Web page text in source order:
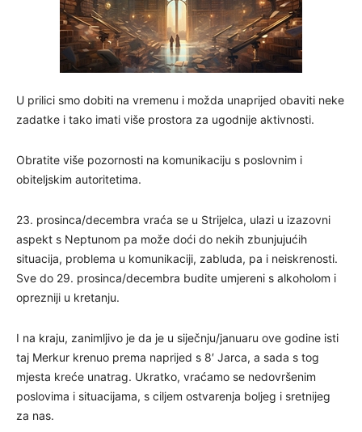
U prilici smo dobiti na vremenu i možda unaprijed obaviti neke
zadatke i tako imati više prostora za ugodnije aktivnosti.
Obratite više pozornosti na komunikaciju s poslovnim i
obiteljskim autoritetima.
23. prosinca/decembra vraća se u Strijelca, ulazi u izazovni
aspekt s Neptunom pa može doći do nekih zbunjujućih
situacija, problema u komunikaciji, zabluda, pa i neiskrenosti.
Sve do 29. prosinca/decembra budite umjereni s alkoholom i
oprezniji u kretanju.
I na kraju, zanimljivo je da je u siječnju/januaru ove godine isti
taj Merkur krenuo prema naprijed s 8′ Jarca, a sada s tog
mjesta kreće unatrag. Ukratko, vraćamo se nedovršenim
poslovima i situacijama, s ciljem ostvarenja boljeg i sretnijeg
za nas.